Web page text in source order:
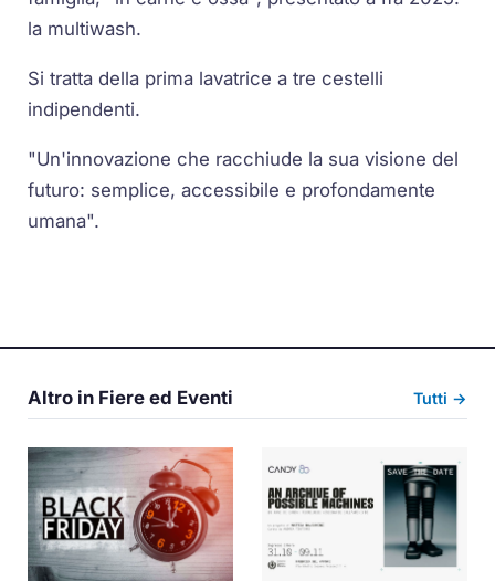
la multiwash.
Si tratta della prima lavatrice a tre cestelli
indipendenti.
"Un'innovazione che racchiude la sua visione del
futuro: semplice, accessibile e profondamente
umana".
Altro in Fiere ed Eventi Tutti →